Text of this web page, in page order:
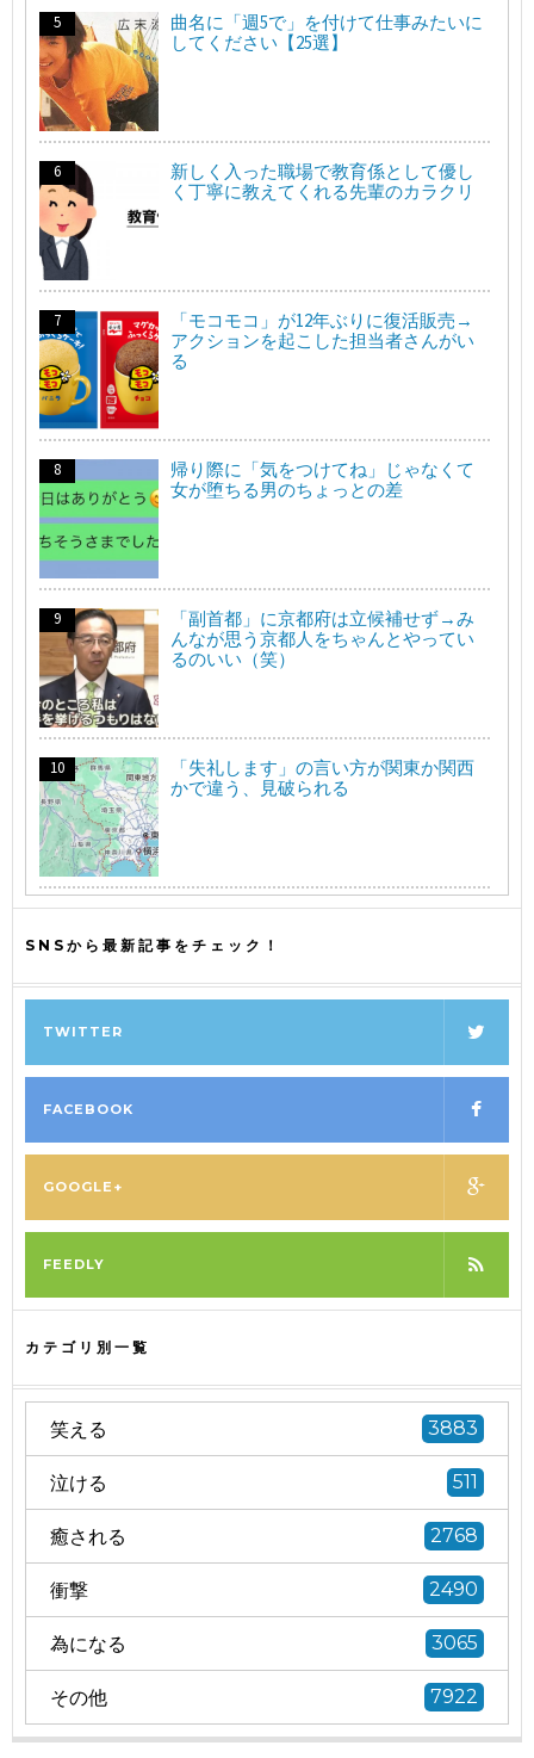
曲名に「週5で」を付けて仕事みたいに
してください【25選】
新しく入った職場で教育係として優し
く丁寧に教えてくれる先輩のカラクリ
「モコモコ」が12年ぶりに復活販売→
アクションを起こした担当者さんがい
る
帰り際に「気をつけてね」じゃなくて
女が堕ちる男のちょっとの差
「副首都」に京都府は立候補せず→み
んなが思う京都人をちゃんとやってい
るのいい（笑）
「失礼します」の言い方が関東か関西
かで違う、見破られる
SNSから最新記事をチェック！
TWITTER
FACEBOOK
GOOGLE+
FEEDLY
カテゴリ別一覧
笑える 3883
泣ける 511
癒される 2768
衝撃 2490
為になる 3065
その他 7922